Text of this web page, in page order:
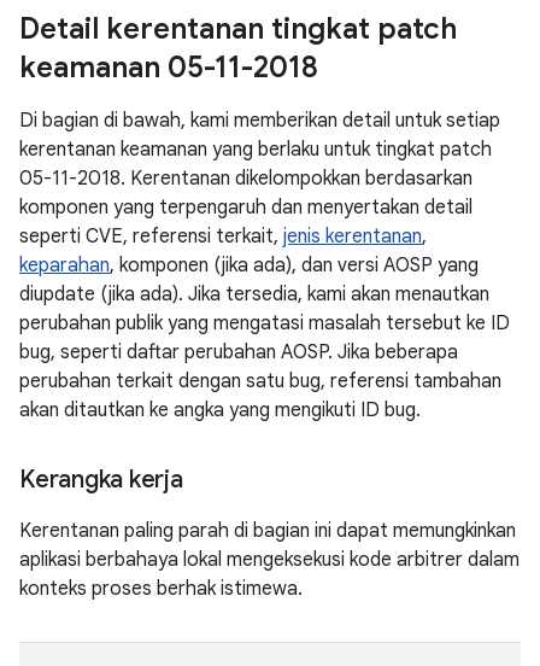
Detail kerentanan tingkat patch
keamanan 05-11-2018
Di bagian di bawah, kami memberikan detail untuk setiap
kerentanan keamanan yang berlaku untuk tingkat patch
05-11-2018. Kerentanan dikelompokkan berdasarkan
komponen yang terpengaruh dan menyertakan detail
seperti CVE, referensi terkait, jenis kerentanan,
keparahan, komponen (jika ada), dan versi AOSP yang
diupdate (jika ada). Jika tersedia, kami akan menautkan
perubahan publik yang mengatasi masalah tersebut ke ID
bug, seperti daftar perubahan AOSP. Jika beberapa
perubahan terkait dengan satu bug, referensi tambahan
akan ditautkan ke angka yang mengikuti ID bug.
Kerangka kerja
Kerentanan paling parah di bagian ini dapat memungkinkan
aplikasi berbahaya lokal mengeksekusi kode arbitrer dalam
konteks proses berhak istimewa.